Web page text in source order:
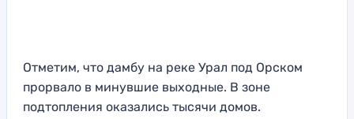
Отметим, что дамбу на реке Урал под Орском
прорвало в минувшие выходные. В зоне
подтопления оказались тысячи домов.